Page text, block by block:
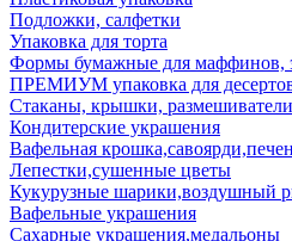
Подложки, салфетки
Упаковка для торта
Формы бумажные для маффинов,
ПРЕМИУМ упаковка для
Стаканы, крышки,
Кондитерские украшения
Вафельная
Лепестки,сушенные цветы
Кукурузные шарики,воздушный
Вафельные украшения
Сахарные украшения,медальоны